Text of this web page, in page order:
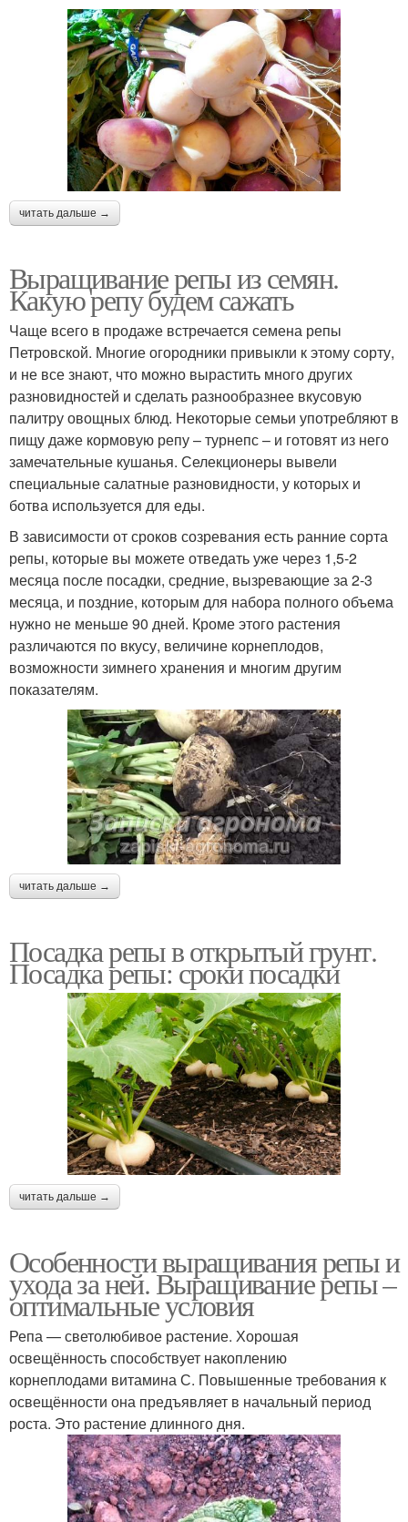
читать дальше →
Выращивание репы из семян.
Какую репу будем сажать
Чаще всего в продаже встречается семена репы
Петровской. Многие огородники привыкли к этому сорту,
и не все знают, что можно вырастить много других
разновидностей и сделать разнообразнее вкусовую
палитру овощных блюд. Некоторые семьи употребляют в
пищу даже кормовую репу – турнепс – и готовят из него
замечательные кушанья. Селекционеры вывели
специальные салатные разновидности, у которых и
ботва используется для еды.
В зависимости от сроков созревания есть ранние сорта
репы, которые вы можете отведать уже через 1,5-2
месяца после посадки, средние, вызревающие за 2-3
месяца, и поздние, которым для набора полного объема
нужно не меньше 90 дней. Кроме этого растения
различаются по вкусу, величине корнеплодов,
возможности зимнего хранения и многим другим
показателям.
читать дальше →
Посадка репы в открытый грунт.
Посадка репы: сроки посадки
читать дальше →
Особенности выращивания репы и
ухода за ней. Выращивание репы –
оптимальные условия
Репа — светолюбивое растение. Хорошая
освещённость способствует накоплению
корнеплодами витамина С. Повышенные требования к
освещённости она предъявляет в начальный период
роста. Это растение длинного дня.